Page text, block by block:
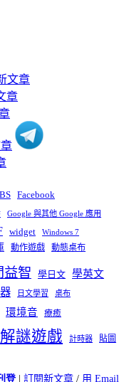
Facebook
Google 與其他 Google 應用
widget Windows 7
動作遊戲 動態桌布
益智 學日文 學英文
日文學習 桌布
環境音 療癒
解謎遊戲 計時器
貼圖
登| 訂閱新文章 / 用 Email